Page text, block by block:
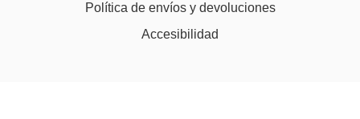
Política de envíos y devoluciones
Accesibilidad